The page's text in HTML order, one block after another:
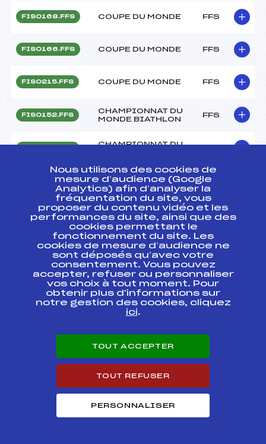
FIS0168.FFS COUPE DU MONDE FFS
FIS0166.FFS COUPE DU MONDE FFS
FIS0215.FFS COUPE DU MONDE FFS
FIS0152.FFS
CHAMPIONNAT DU
MONDE BIATHLON
FFS
CHAMPIONNAT DU
FIS0084.FFS
CHAMPIONNAT
D'EUROPE BIATHLON
FFS
FIS0068.FFS COUPE DU MONDE FFS
FIS0066.FFS COUPE DU MONDE FFS
FIS0064.FFS COUPE DU MONDE FFS
COUPE DU MONDE
RELAIS
COUPE DU MONDE
COUPE DU MONDE
Nous utilisons des cookies de
mesure d’audience (Google
Analytics) afin d’analyser la
fréquentation du site, vous
proposer du contenu vidéo et les
performances du site, ainsi que des
cookies permettant le
fonctionnement du site. Les
cookies de mesure d’audience ne
sont déposés qu’avec votre
consentement. Vous pouvez
accepter, refuser ou personnaliser
vos choix à tout moment. Pour
obtenir plus d'informations sur
notre gestion des cookies, cliquez
ici.
TOUT ACCEPTER
TOUT REFUSER
PERSONNALISER